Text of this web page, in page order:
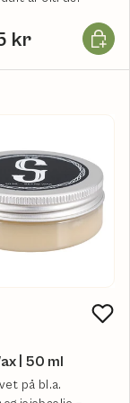
kr Læg i
| 50 ml
på bl.a.